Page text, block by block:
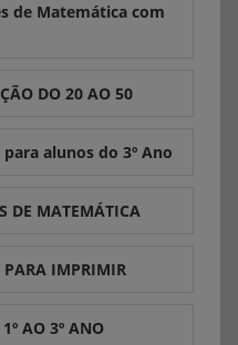
de Matemática com
DO 20 AO 50
alunos do 3º Ano
DE MATEMÁTICA
IMPRIMIR
AO 3º ANO